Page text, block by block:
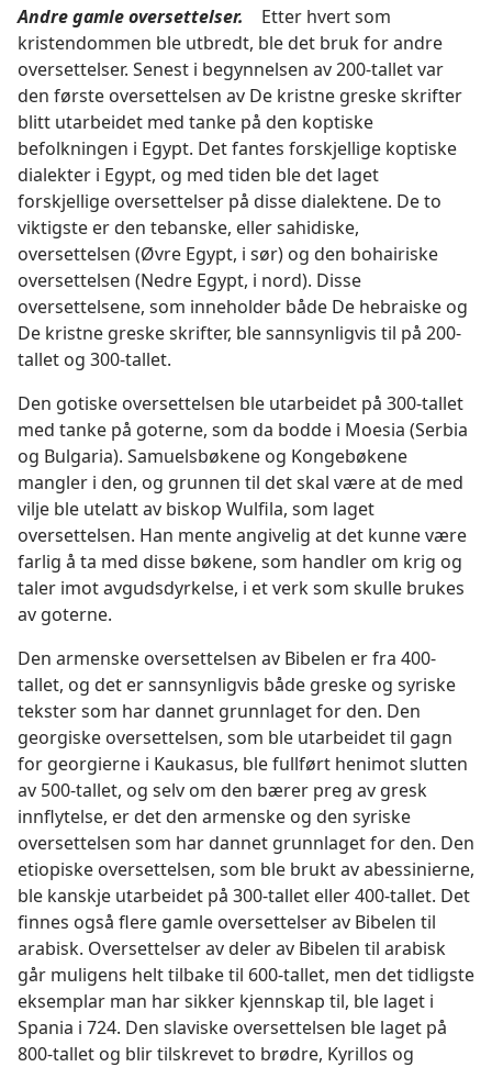
Andre gamle oversettelser. Etter hvert som
kristendommen ble utbredt, ble det bruk for andre
oversettelser. Senest i begynnelsen av 200-tallet var
den første oversettelsen av De kristne greske skrifter
blitt utarbeidet med tanke på den koptiske
befolkningen i Egypt. Det fantes forskjellige koptiske
dialekter i Egypt, og med tiden ble det laget
forskjellige oversettelser på disse dialektene. De to
viktigste er den tebanske, eller sahidiske,
oversettelsen (Øvre Egypt, i sør) og den bohairiske
oversettelsen (Nedre Egypt, i nord). Disse
oversettelsene, som inneholder både De hebraiske og
De kristne greske skrifter, ble sannsynligvis til på 200-
tallet og 300-tallet.
Den gotiske oversettelsen ble utarbeidet på 300-tallet
med tanke på goterne, som da bodde i Moesia (Serbia
og Bulgaria). Samuelsbøkene og Kongebøkene
mangler i den, og grunnen til det skal være at de med
vilje ble utelatt av biskop Wulfila, som laget
oversettelsen. Han mente angivelig at det kunne være
farlig å ta med disse bøkene, som handler om krig og
taler imot avgudsdyrkelse, i et verk som skulle brukes
av goterne.
Den armenske oversettelsen av Bibelen er fra 400-
tallet, og det er sannsynligvis både greske og syriske
tekster som har dannet grunnlaget for den. Den
georgiske oversettelsen, som ble utarbeidet til gagn
for georgierne i Kaukasus, ble fullført henimot slutten
av 500-tallet, og selv om den bærer preg av gresk
innflytelse, er det den armenske og den syriske
oversettelsen som har dannet grunnlaget for den. Den
etiopiske oversettelsen, som ble brukt av abessinierne,
ble kanskje utarbeidet på 300-tallet eller 400-tallet. Det
finnes også flere gamle oversettelser av Bibelen til
arabisk. Oversettelser av deler av Bibelen til arabisk
går muligens helt tilbake til 600-tallet, men det tidligste
eksemplar man har sikker kjennskap til, ble laget i
Spania i 724. Den slaviske oversettelsen ble laget på
800-tallet og blir tilskrevet to brødre, Kyrillos og